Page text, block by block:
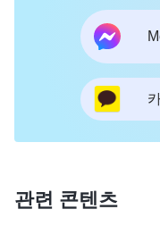
어라!”라고 말하며,
남겨 줄 것이다. 너
것이냐, 아니면 이
손해가 너무
그리스도의 좌담 기
처럼 본분에 대해
관련 콘텐츠